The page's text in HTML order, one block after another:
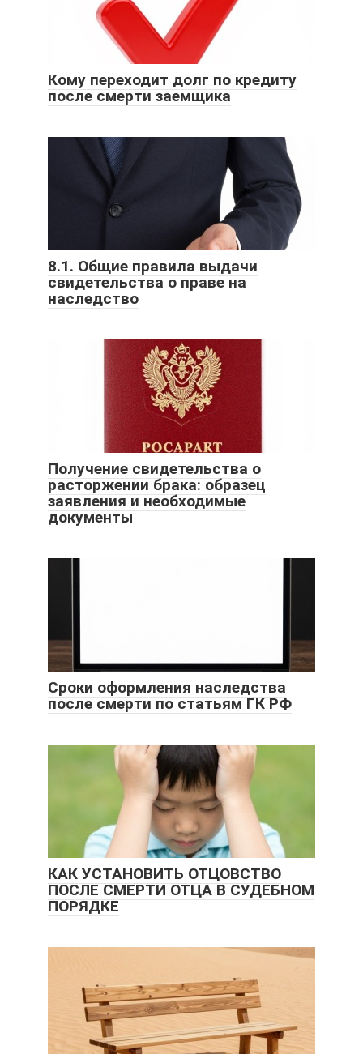
Кому переходит долг по кредиту
после смерти заемщика
8.1. Общие правила выдачи
свидетельства о праве на
наследство
Получение свидетельства о
расторжении брака: образец
заявления и необходимые
документы
Сроки оформления наследства
после смерти по статьям ГК РФ
КАК УСТАНОВИТЬ ОТЦОВСТВО
ПОСЛЕ СМЕРТИ ОТЦА В СУДЕБНОМ
ПОРЯДКЕ